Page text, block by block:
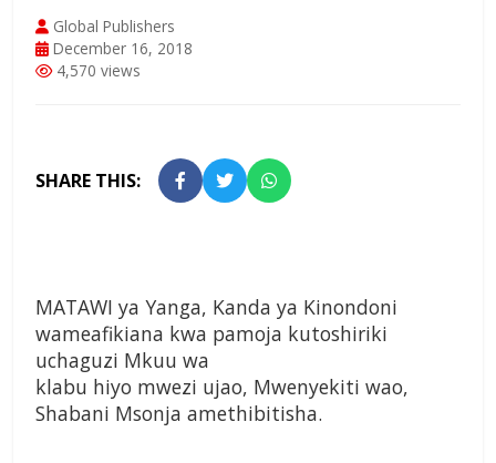
Global Publishers
December 16, 2018
4,570 views
SHARE THIS:
MATAWI ya Yanga, Kanda ya Kinondoni
wameafikiana kwa pamoja kutoshiriki
uchaguzi Mkuu wa
klabu hiyo mwezi ujao, Mwenyekiti wao,
Shabani Msonja amethibitisha.